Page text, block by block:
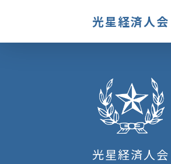
光星経済人会
ホーム
光星経済人会とは
役員・会員企業一覧
光星経済人会